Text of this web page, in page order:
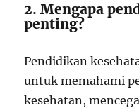
2. Mengapa
penting?
Pendidikan
untuk memahami
kesehatan,